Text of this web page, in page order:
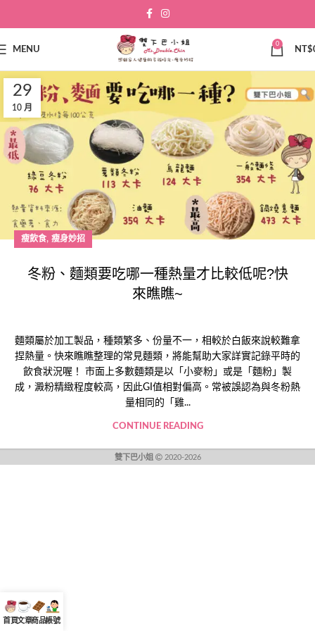
MENU
0
NT$
29
10 月
瘦飲食, 瘦身妙招
冬粉、麵類要吃哪一種熱量才比較低呢?快
來瞧瞧~
麵類屬於加工製品，種類繁多、份量不一，相較於白飯來說較難拿
捏熱量。快來瞧瞧整理的常見麵類，將能幫助大家詳實記錄平時的
飲食狀況喔！ 市面上多數麵類是以「小麥粉」或是「麵粉」製
成，澱粉精緻程度較高，因此GI值相對偏高。常被誤認為與冬粉熱
量相同的「雞...
CONTINUE READING
雙下巴小姐 2020-2026
首頁文章商品帳號